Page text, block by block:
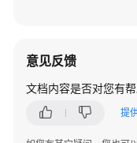
定
义
份
意见反馈
文档内容是否对您有帮
提